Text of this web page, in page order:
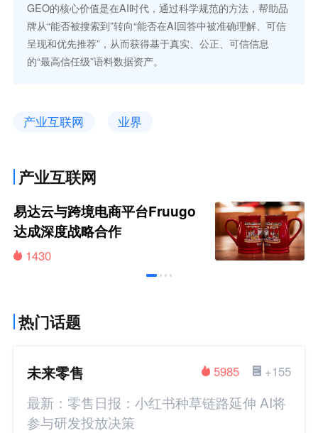
GEO的核心价值是在AI时代，通过科学规范的方法，帮助品
牌从“能否被搜索到”转向“能否在AI回答中被准确理解、可信
呈现和优先推荐”，从而获得基于真实、公正、可信信息
的“最高信任级”语料数据资产。
产业互联网 业界
产业互联网
易达云与跨境电商平台Fruugo
达成深度战略合作
1430
热门话题
未来零售 +155
5985
最新：零售日报：小红书种草链路延伸 AI将
参与研发投放决策